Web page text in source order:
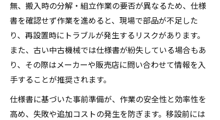
無、搬入時の分解・組立作業の要否が異なるため、仕様
書を確認せず作業を進めると、現場で部品が不足した
り、再設置時にトラブルが発生するリスクがあります。
また、古い中古機械では仕様書が紛失している場合もあ
り、その際はメーカーや販売店に問い合わせて情報を入
手することが推奨されます。
仕様書に基づいた事前準備が、作業の安全性と効率性を
高め、失敗や追加コストの発生を防ぎます。移設前には